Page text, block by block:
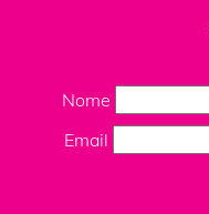
Nome
Email